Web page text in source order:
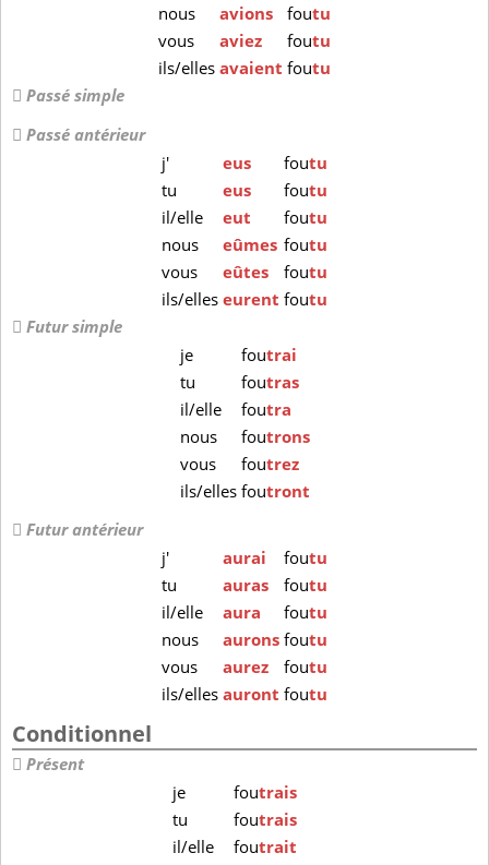
nous
avions foutu
vous
aviez foutu
ils/ellesavaient foutu
Passé simple
Passé antérieur
j'
eus foutu
tu
eus foutu
il/elle
eut foutu
nous
eûmes foutu
vous
eûtes foutu
ils/elleseurent foutu
Futur simple
je
foutrai
tu
foutras
il/elle
foutra
nous
foutrons
vous
foutrez
ils/elles foutront
Futur antérieur
j'
aurai foutu
tu
auras foutu
il/elle
aura foutu
nous
auronsfoutu
vous
aurez foutu
ils/ellesauront foutu
Conditionnel
Présent
je
foutrais
tu
foutrais
il/elle
foutrait